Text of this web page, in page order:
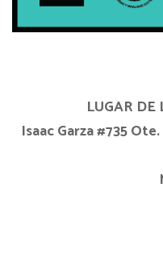
LUGAR DE
Isaac Garza #735